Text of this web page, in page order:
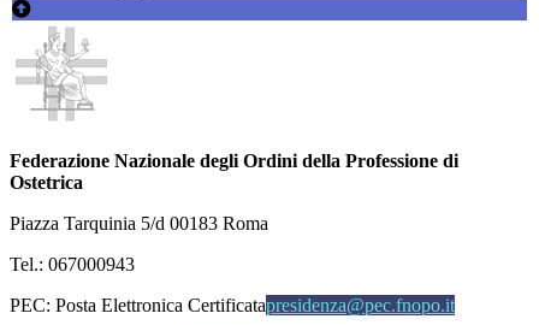
Federazione Nazionale degli Ordini della Professione di
Ostetrica
Piazza Tarquinia 5/d 00183 Roma
Tel.: 067000943
PEC: Posta Elettronica Certificatapresidenza@pec.fnopo.it